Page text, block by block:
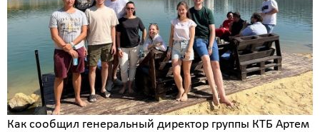
Как сообщил генеральный директор группы КТБ Артем